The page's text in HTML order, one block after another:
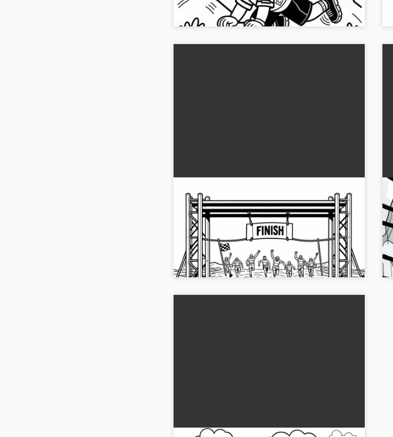
Engelli koşuda coşkulu izleyicilerin
olduğu sona yaklaşma - Ücretsiz
boyama sayfası
Heyecan verici engelli koşusunu coşkulu
izleyicilerle yaşa! Boyama şablonunu şimdi
ücretsiz indir ve yaratıcı bir şekilde hazırla...